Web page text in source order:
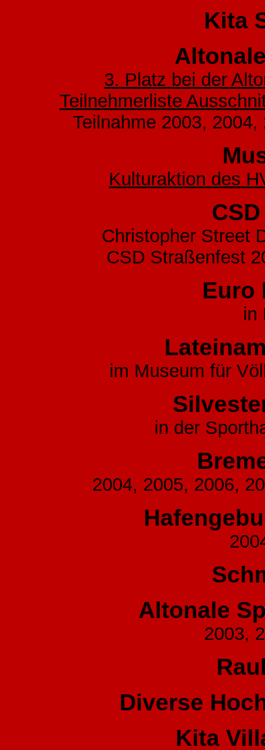
Kita
3. Platz bei der
Teilnehmerliste
Teilnahme 2003,
Kulturaktion des
Christopher Street
CSD Straßenfest
Euro
in
im Museum für
in der
2004, 2005, 2006,
Altonale
2003,
Diverse
Kita